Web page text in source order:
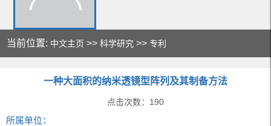
当前位置: 中文主页 >>科学研究 >>专利
一种大面积的纳米透镜型阵列及其制备方法
点击次数： 190
所属单位：